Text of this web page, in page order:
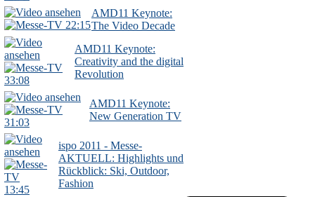
22:15
AMD11 Keynote:
The Video Decade
33:08
AMD11 Keynote:
Creativity and the digital
Revolution
31:03
AMD11 Keynote:
New Generation TV
13:45
ispo 2011 - Messe-
AKTUELL: Highlights und
Rückblick: Ski, Outdoor,
Fashion